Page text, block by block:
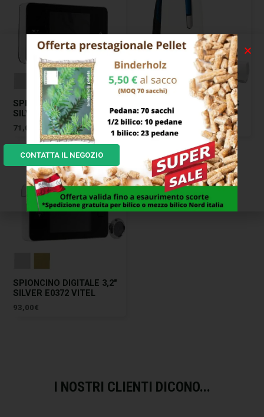
SPIONCINO DIGITALE 2,6″
SILVER E0426 VITEL
71,00
CAMPANELLO WIRELESS
VOLT 220 THOMSON
30,00
SPIONCINO DIGITALE 3,2″
SILVER E0372 VITEL
93,00€
I NOSTRI CLIENTI DICONO...
CONTATTA IL NEGOZIO